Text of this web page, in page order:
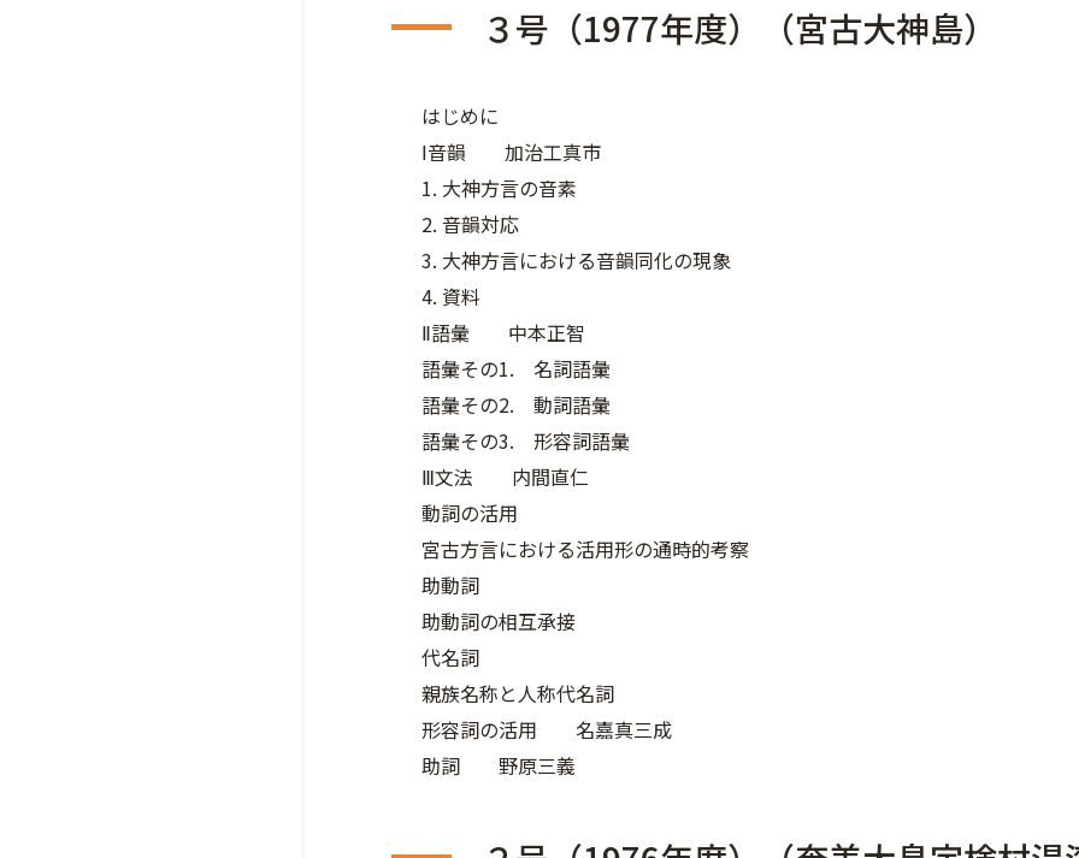
３号（1977年度）（宮古大神島）
はじめに
Ⅰ音韻 加治工真市
1. 大神方言の音素
2. 音韻対応
3. 大神方言における音韻同化の現象
4. 資料
Ⅱ語彙 中本正智
語彙その1. 名詞語彙
語彙その2. 動詞語彙
語彙その3. 形容詞語彙
Ⅲ文法 内間直仁
動詞の活用
宮古方言における活用形の通時的考察
助動詞
助動詞の相互承接
代名詞
親族名称と人称代名詞
形容詞の活用 名嘉真三成
助詞 野原三義